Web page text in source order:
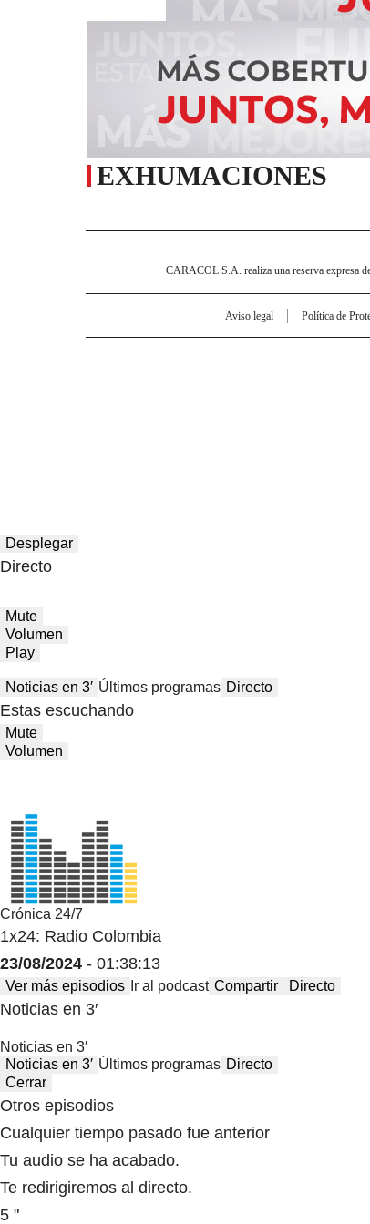
EXHUMACIONES
CARACOL S.A. realiza una reserva expresa
Aviso legal Política de
Desplegar
Directo
Mute
Volumen
Play
Noticias en 3′ Últimos programas Directo
Estas escuchando
Mute
Volumen
Crónica 24/7
1x24: Radio Colombia
23/08/2024 - 01:38:13
Ver más episodios Ir al podcast Compartir Directo
Noticias en 3′
Noticias en 3′
Noticias en 3′ Últimos programas Directo
Cerrar
Otros episodios
Cualquier tiempo pasado fue anterior
Tu audio se ha acabado.
Te redirigiremos al directo.
5 "